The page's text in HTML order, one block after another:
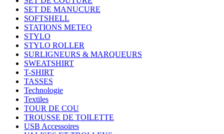
SET DE MANUCURE
SOFTSHELL
STATIONS METEO
STYLO
STYLO ROLLER
SURLIGNEURS & MARQUEURS
SWEATSHIRT
T-SHIRT
TASSES
Technologie
Textiles
TOUR DE COU
TROUSSE DE TOILETTE
USB Accessoires